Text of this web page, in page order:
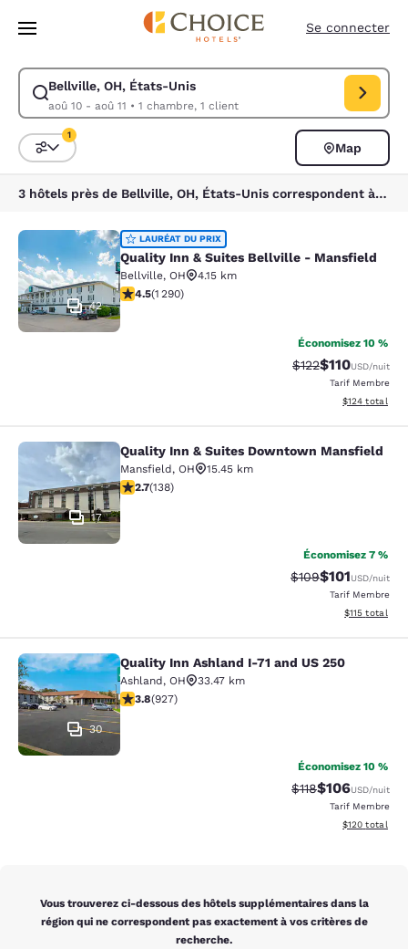
Sauter à Contenu Principal
Se connecter
Bellville, OH, États-Unis
aoû 10 - aoû 11 • 1 chambre, 1 client
Modifier la recherche pour Bellville, OH, États-Unis. Date d’arrivée
Triez et filtrez
1
Map
3 hôtels près de Bellville, OH, États-Unis correspondent à vos filtres
Quality Inn & Suites Bellville -
42
LAURÉAT DU PRIX
Quality Inn & Suites Bellville - Mansfield
Bellville, OH
4.15 km
4.46 étoiles. Excellent. 1290 commentaires
4.5(1 290)
Économisez 10 %
Tarif barré :
$122Tarif réduit :
$110USD/nuit
Tarif Membre
Afficher les
$124 total
Quality Inn & Suites Downtown
17
Quality Inn & Suites Downtown Mansfield
Mansfield, OH
15.45 km
2.7 étoiles. Moyen. 138 commentaires
2.7(138)
Économisez 7 %
Tarif barré :
$109Tarif réduit :
$101USD/nuit
Tarif Membre
Afficher les
$115 total
Quality Inn Ashland I-71 and US 250
30
Quality Inn Ashland I-71 and US 250
Ashland, OH
33.47 km
3.8 étoiles. Bien. 927 commentaires
3.8(927)
Économisez 10 %
Tarif barré :
$118Tarif réduit :
$106USD/nuit
Tarif Membre
Afficher les
$120 total
Vous trouverez ci-dessous des hôtels supplémentaires dans la
région qui ne correspondent pas exactement à vos critères de
recherche.